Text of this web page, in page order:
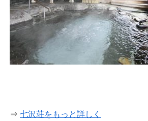
⇒ 七沢荘をもっと詳しく